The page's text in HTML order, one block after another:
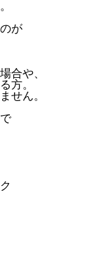
が
合や、
方。
せん。